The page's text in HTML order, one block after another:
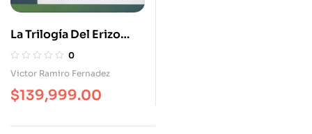
La Trilogía Del Erizo
Zorro
0
Victor Ramiro Fernadez
$139,999.00